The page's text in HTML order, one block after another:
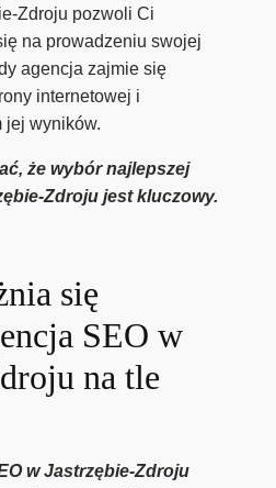
Zdroju pozwoli Ci
na prowadzeniu swojej
agencja zajmie się
internetowej i
jej wyników.
że wybór najlepszej
Zdroju jest kluczowy.
się
SEO w
na tle
w Jastrzębie-Zdroju